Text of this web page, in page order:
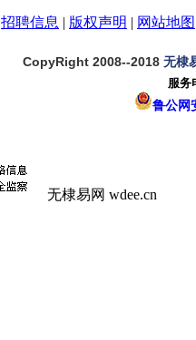
招聘信息 | 版权声明 | 网站地图
CopyRight 2008--2018 无棣
服务
鲁公网
无棣易网 wdee.cn